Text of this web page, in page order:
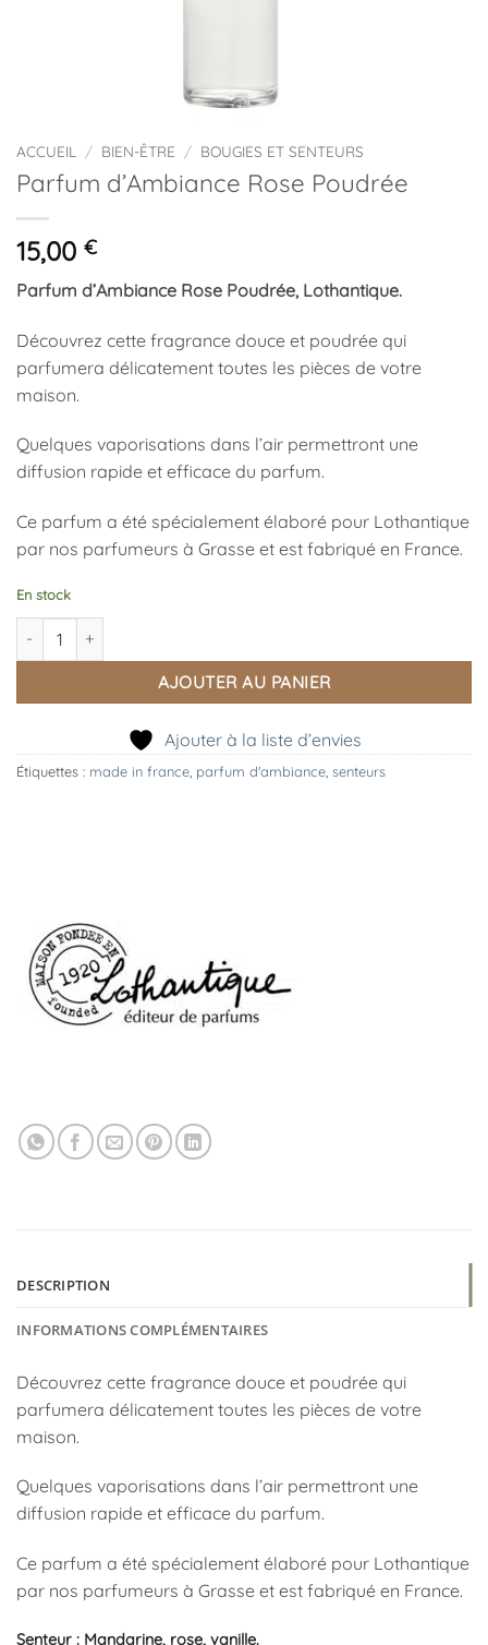
ACCUEIL / BIEN-ÊTRE / BOUGIES ET SENTEURS
Parfum d’Ambiance Rose Poudrée
15,00 €
Parfum d’Ambiance Rose Poudrée, Lothantique.
Découvrez cette fragrance douce et poudrée qui
parfumera délicatement toutes les pièces de votre
maison.
Quelques vaporisations dans l’air permettront une
diffusion rapide et efficace du parfum.
Ce parfum a été spécialement élaboré pour Lothantique
par nos parfumeurs à Grasse et est fabriqué en France.
En stock
quantité de Parfum d'Ambiance Rose Poudrée
AJOUTER AU PANIER
Ajouter à la liste d’envies
Étiquettes : made in france parfum d'ambiance senteurs
DESCRIPTION
INFORMATIONS COMPLÉMENTAIRES
Découvrez cette fragrance douce et poudrée qui
parfumera délicatement toutes les pièces de votre
maison.
Quelques vaporisations dans l’air permettront une
diffusion rapide et efficace du parfum.
Ce parfum a été spécialement élaboré pour Lothantique
par nos parfumeurs à Grasse et est fabriqué en France.
Senteur : Mandarine, rose, vanille.